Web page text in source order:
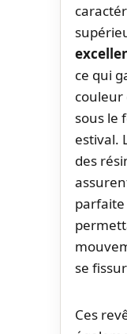
ce qui
couleur
sous le
estival.
des
se
Ces